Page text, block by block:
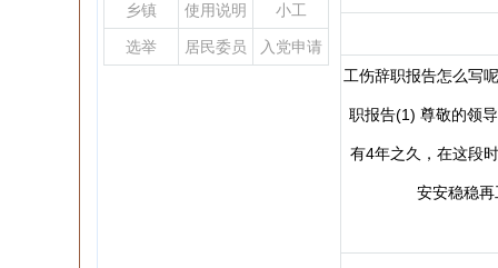
乡镇 使用说明 小工
选举
居民委员
会
入党申请
书
工伤辞职报告怎么写
职报告(1) 尊敬的领
有4年之久，在这段
安安稳稳